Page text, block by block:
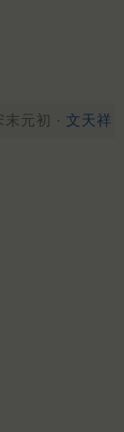
末元初 · 文天祥